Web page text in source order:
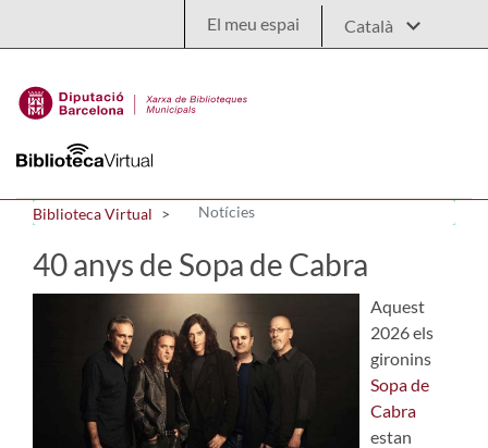
El meu espai
Biblioteca Virtual Notícies
40 anys de Sopa de Cabra
Aquest
2026 els
gironins
Sopa de
Cabra
estan